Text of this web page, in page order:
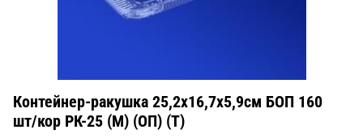
Контейнер-ракушка 25,2х16,7х5,9см БОП 160
шт/кор РК-25 (М) (ОП) (Т)